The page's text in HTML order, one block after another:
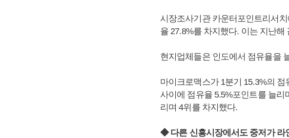
시장조사기관 카운터포인트리서
율 27.8%를 차지했다. 이는 지난
현지업체들은 인도에서 점유율을
마이크로맥스가 1분기 15.3%의
사이에 점유율 5.5%포인트를 늘
리며 4위를 차지했다.
◆ 다른 신흥시장에서도 중저가 라